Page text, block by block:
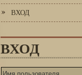
ВХОД
ВХОД